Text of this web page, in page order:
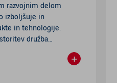
razvojnim delom
izboljšuje in
in tehnologije.
družba
svojo hčerinsko družbo
(FPC) s sedežemReadmore
+